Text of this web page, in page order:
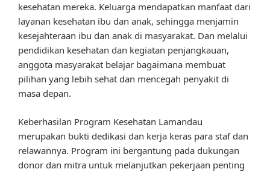
kesehatan mereka. Keluarga mendapatkan manfaat dari
layanan kesehatan ibu dan anak, sehingga menjamin
kesejahteraan ibu dan anak di masyarakat. Dan melalui
pendidikan kesehatan dan kegiatan penjangkauan,
anggota masyarakat belajar bagaimana membuat
pilihan yang lebih sehat dan mencegah penyakit di
masa depan.
Keberhasilan Program Kesehatan Lamandau
merupakan bukti dedikasi dan kerja keras para staf dan
relawannya. Program ini bergantung pada dukungan
donor dan mitra untuk melanjutkan pekerjaan penting